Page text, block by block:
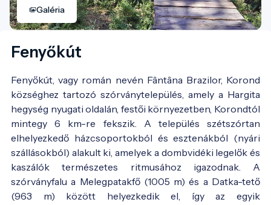
Galéria
Fenyőkút
Fenyőkút, vagy román nevén Fântâna Brazilor, Korond
községhez tartozó szórványtelepülés, amely a Hargita
hegység nyugati oldalán, festői környezetben, Korondtól
mintegy 6 km-re fekszik. A település szétszórtan
elhelyezkedő házcsoportokból és esztenákból (nyári
szállásokból) alakult ki, amelyek a dombvidéki legelők és
kaszálók természetes ritmusához igazodnak. A
szórványfalu a Melegpatakfő (1005 m) és a Datka-tető
(963 m) között helyezkedik el, így az egyik